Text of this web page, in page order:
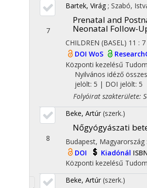
7
Bartek, Virág ; Szabó,
Prenatal and
Neonatal Follow-
CHILDREN (BASEL) 11 : 7
DOI WoS
Központi kezelésű
Nyilvános idéző
jelölt: 5 | DOI jelölt: 5
Folyóirat szakterülete:
8
Beke, Artúr (szerk.)
Nőgyógyászati
Budapest, Magyarország :
DOI
Kiadónál
Központi kezelésű
Beke, Artúr (szerk.)